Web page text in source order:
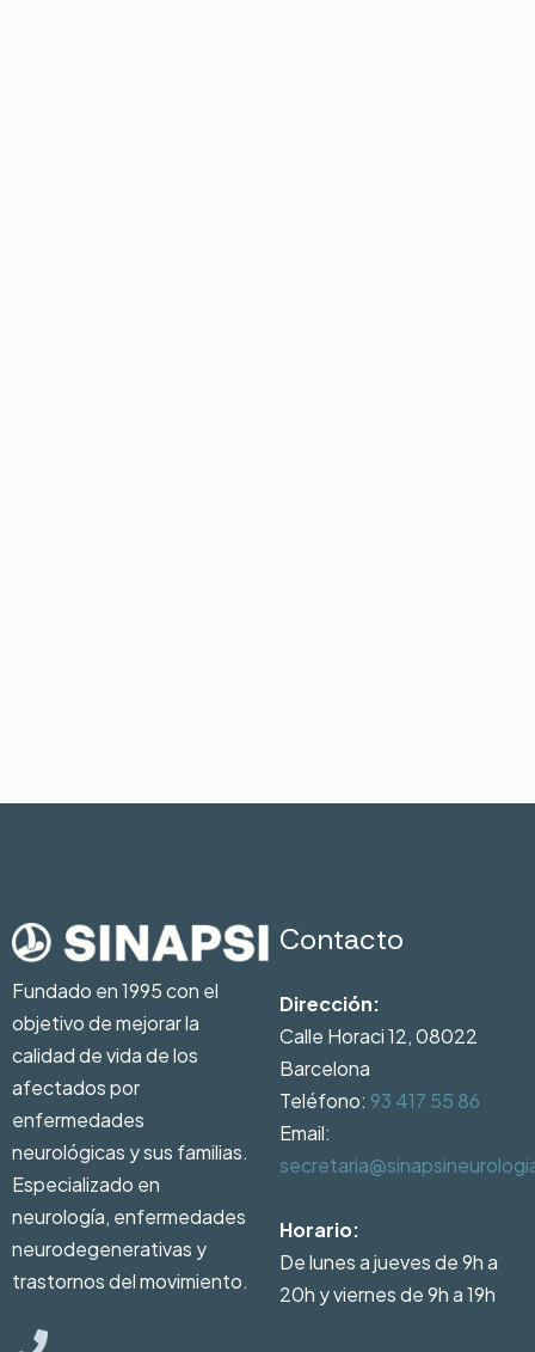
Fundado en 1995 con el
objetivo de mejorar la
calidad de vida de los
afectados por
enfermedades
neurológicas y sus familias.
Especializado en
neurología, enfermedades
neurodegenerativas y
trastornos del movimiento.
Contacto
Dirección:
Calle Horaci 12, 08022
Barcelona
Teléfono: 93 417 55 86
Email:
Horario:
De lunes a jueves de 9h a
20h y viernes de 9h a 19h